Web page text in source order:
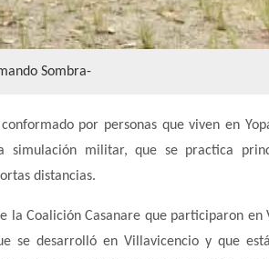
Sombra-
por personas que viven en
simulación militar, que se practica
distancias.
la Coalición Casanare que participaron
se desarrolló en Villavicencio y que